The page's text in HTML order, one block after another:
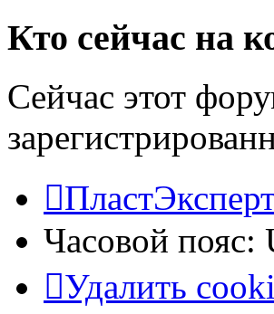
Кто сейчас на
Сейчас этот
Часовой пояс:
Удалить